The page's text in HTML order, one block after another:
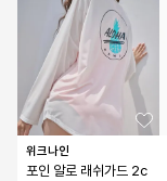
위크나인
포인 알로 래쉬가드 2c